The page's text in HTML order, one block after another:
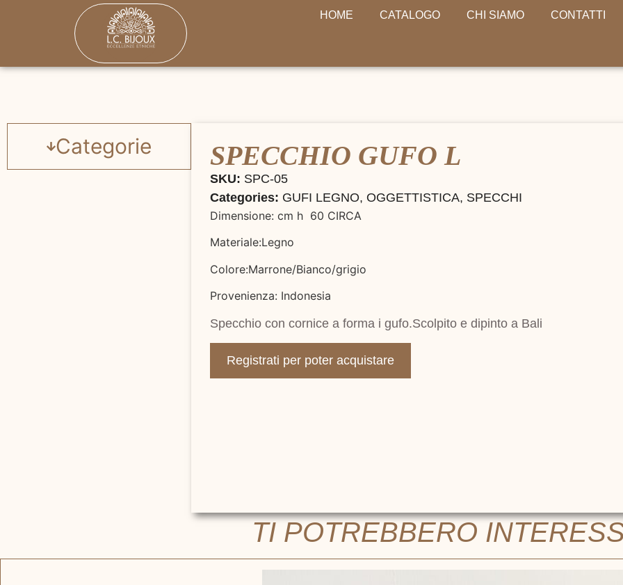
HOME CATALOGO CHI SIAMO CONTATTI
Categorie SPECCHIO GUFO L
SKU: SPC-05
Categories: GUFI LEGNO, OGGETTISTICA, SPECCHI
Dimensione: cm h 60 CIRCA
Materiale:Legno
Colore:Marrone/Bianco/grigio
Provenienza: Indonesia
Specchio con cornice a forma i gufo.Scolpito e dipinto a Bali
Registrati per poter acquistare
TI POTREBBERO